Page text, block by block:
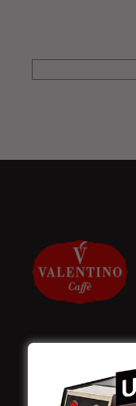
Valentino Caffè
Stabilimento